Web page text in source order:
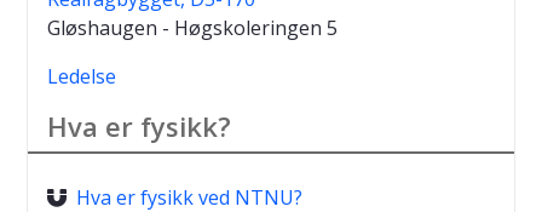
Gløshaugen - Høgskoleringen 5
Ledelse
Hva er fysikk?
Hva er fysikk ved NTNU?